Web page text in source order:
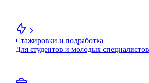
Стажировки и подработка
Для студентов и молодых специалистов